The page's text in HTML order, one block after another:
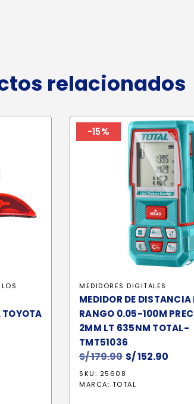
relacionados
-15%
MEDIDORES DIGITALES
MEDIDOR DE DISTANCIA
RANGO 0.05-100M
2MM LT 635NM TOTAL-
TMT51036
S/179.90 El
original
S/152.90
SKU: 25608
MARCA: TOTAL